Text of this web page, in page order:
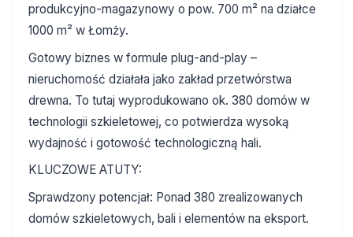
produkcyjno-magazynowy o pow. 700 m² na działce
1000 m² w Łomży.
Gotowy biznes w formule plug-and-play –
nieruchomość działała jako zakład przetwórstwa
drewna. To tutaj wyprodukowano ok. 380 domów w
technologii szkieletowej, co potwierdza wysoką
wydajność i gotowość technologiczną hali.
KLUCZOWE ATUTY:
Sprawdzony potencjał: Ponad 380 zrealizowanych
domów szkieletowych, bali i elementów na eksport.